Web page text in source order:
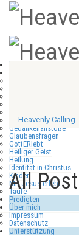
Gebet
Gedankenanstöße
Glaubensfragen
GottERlebt
Heiliger Geist
Heilung
Identität in Christus
Kinder
Mit Jesus erlebt
Taufe
Predigten
Über mich
Impressum
Datenschutz
Unterstützung
Heavenly Calling
All